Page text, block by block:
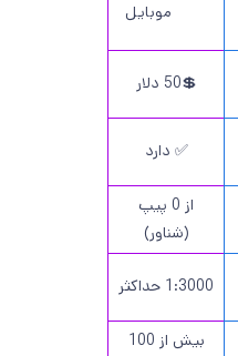
موبایل
💲50 دلار
✅ دارد
از 0 پیپ
(شناور)
1:3000 حداکثر
بیش از 100